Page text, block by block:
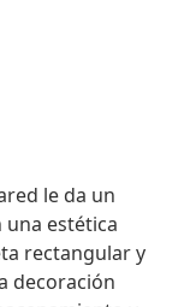
le da un
una estética
rectangular y
decoración